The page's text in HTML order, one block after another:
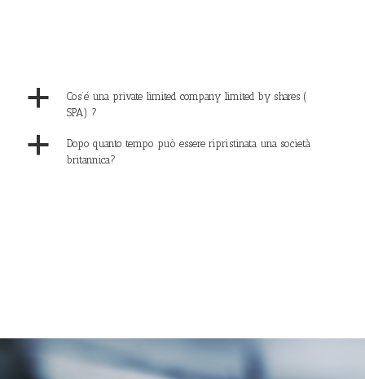
a
Cos’é una private limited company limited by shares (
SPA) ?
a
Dopo quanto tempo può essere ripristinata una società
britannica?